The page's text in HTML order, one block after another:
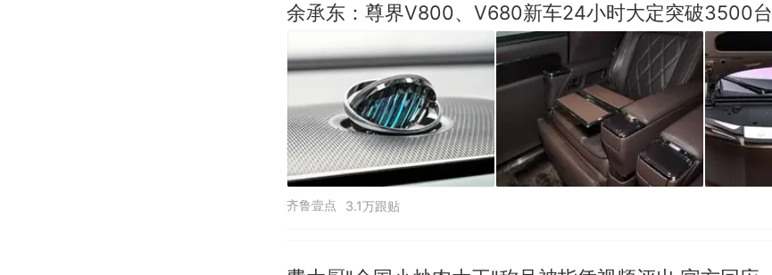
余承东：尊界V800、V680新车24小时大定突破3500台
齐鲁壹点 3.1万跟贴